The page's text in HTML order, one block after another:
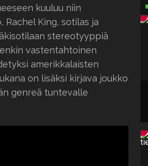
kuuluu niin
King, sotilas ja
stereotyyppiä
vastentahtoinen
amerikkalaisten
on lisäksi kirjava joukko
genreä tuntevalle